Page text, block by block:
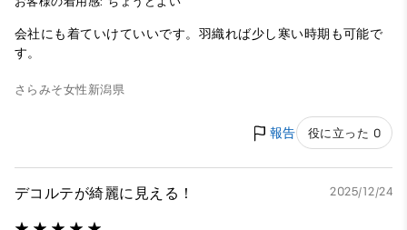
会社にも着ていけていいです。羽織れば少し寒い時期も可能で
す。
さらみそ女性 新潟県
報告 役に立った 0
デコルテが綺麗に見える！ 2025/12/24